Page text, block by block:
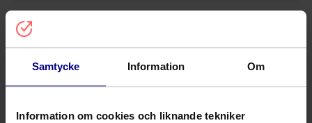
Samtycke Information Om
Information om cookies och liknande tekniker
E-postadress
I vilket språk hade tolken bristande kunskaper?